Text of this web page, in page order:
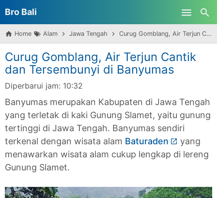
Bro Bali
Home Alam Jawa Tengah Curug Gomblang, Air Terjun Cantik dan Tersembunyi di Banyumas
Curug Gomblang, Air Terjun Cantik
dan Tersembunyi di Banyumas
Diperbarui jam: 10:32
Banyumas merupakan Kabupaten di Jawa Tengah
yang terletak di kaki Gunung Slamet, yaitu gunung
tertinggi di Jawa Tengah. Banyumas sendiri
terkenal dengan wisata alam Baturaden
yang
menawarkan wisata alam cukup lengkap di lereng
Gunung Slamet.